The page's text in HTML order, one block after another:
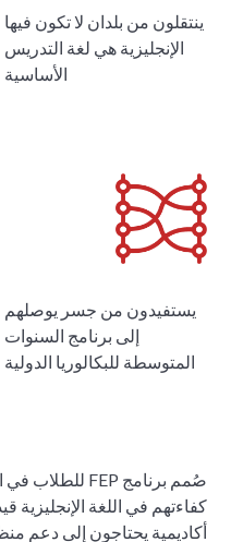
ينتقلون من بلدان لا تكون فيها
الإنجليزية هي لغة التدريس
الأساسية
يستفيدون من جسر يوصلهم
إلى برنامج السنوات
المتوسطة للبكالوريا الدولية
كفاءتهم في اللغة الإنجليزية
أكاديمية يحتاجون إلى دعم